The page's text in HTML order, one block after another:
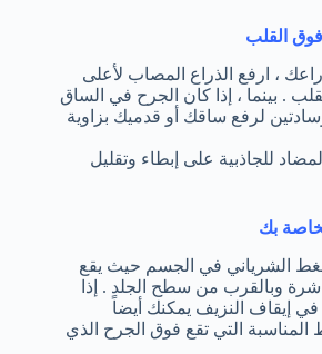
، ارفع الذراع المصاب لأعلى
. بينما ، إذا كان الجرح في الساق
لرفع ساقك أو قدميك بزاوية
للجاذبية على إبطاء وتقليل
الشرياني في الجسم حيث يقع
وبالقرب من سطح الجلد . إذا
إيقاف النزيف يمكنك أيضاً
التي تقع فوق الجرح الذي